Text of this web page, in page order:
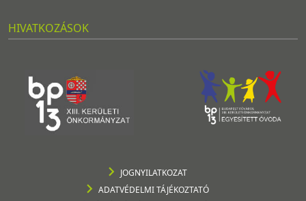
HIVATKOZÁSOK
JOGNYILATKOZAT
ADATVÉDELMI TÁJÉKOZTATÓ